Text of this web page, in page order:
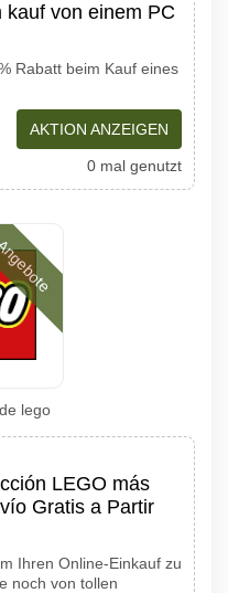
kauf von einem PC
Rabatt beim Kauf eines
AKTION ANZEIGEN
0 mal genutzt
lego
LEGO más
Gratis a Partir
Ihren Online-Einkauf zu
noch von tollen